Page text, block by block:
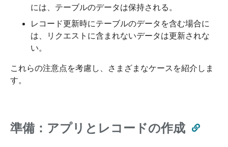
には、テーブルのデータは保持される。
レコード更新時にテーブルのデータを含む場合に
は、リクエストに含まれないデータは更新されな
い。
これらの注意点を考慮し、さまざまなケースを紹介しま
す。
準備：アプリとレコードの作成